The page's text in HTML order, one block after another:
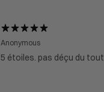
Anonymous
5 étoiles. pas déçu du tout